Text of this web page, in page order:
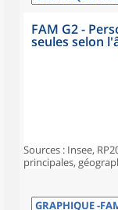
FAM G2 -
seules selon
Sources : Insee,
principales,